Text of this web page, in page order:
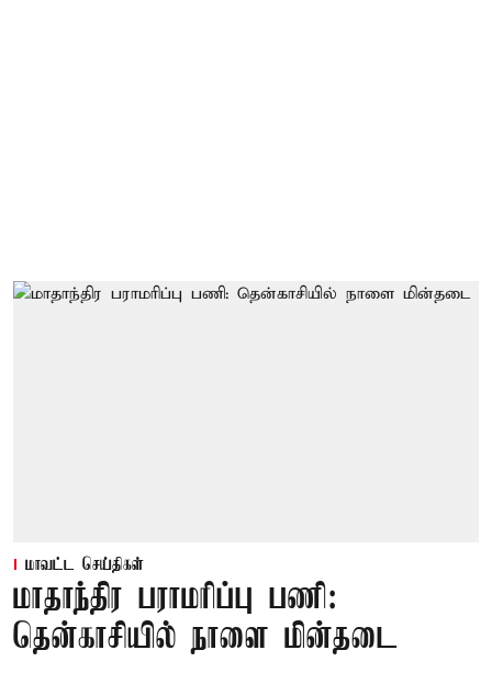
மாவட்ட செய்திகள்
மாதாந்திர பராமரிப்பு பணி:
தென்காசியில் நாளை மின்தடை